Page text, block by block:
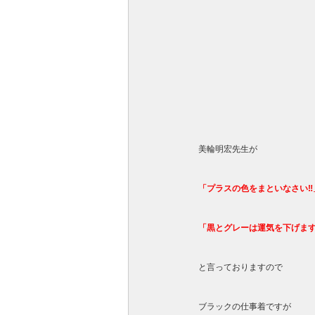
美輪明宏先生が
「プラスの色をまといなさい‼
「黒とグレーは運気を下げま
と言っておりますので
ブラックの仕事着ですが